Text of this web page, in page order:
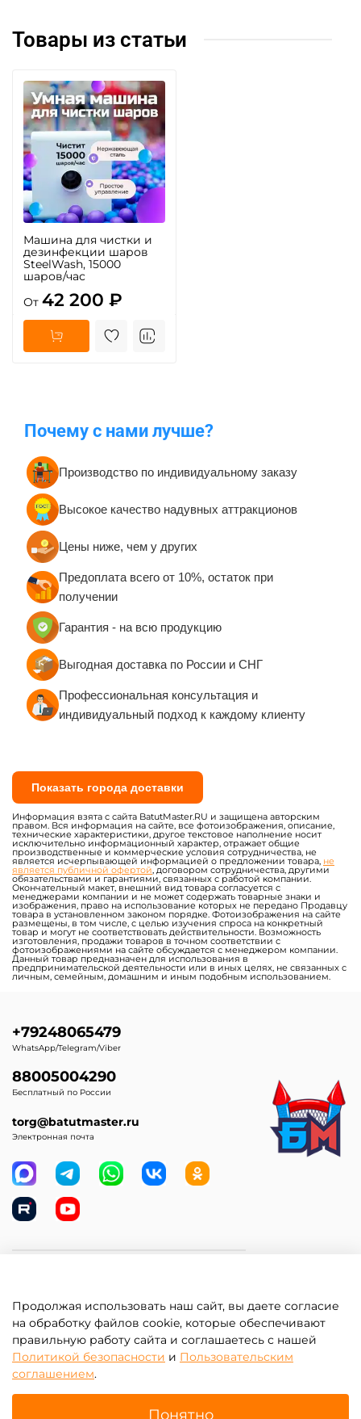
Товары из статьи
Машина для чистки и
дезинфекции шаров
SteelWash, 15000
шаров/час
От 42 200 ₽
Почему с нами лучше?
Производство по индивидуальному заказу
Высокое качество надувных аттракционов
Цены ниже, чем у других
Предоплата всего от 10%, остаток при
получении
Гарантия - на всю продукцию
Выгодная доставка по России и СНГ
Профессиональная консультация и
индивидуальный подход к каждому клиенту
Показать города доставки
Информация взята с сайта BatutMaster.RU и защищена авторским
правом. Вся информация на сайте, все фотоизображения, описание,
технические характеристики, другое текстовое наполнение носит
исключительно информационный характер, отражает общие
производственные и коммерческие условия сотрудничества, не
является исчерпывающей информацией о предложении товара, не
является публичной офертой, договором сотрудничества, другими
обязательствами и гарантиями, связанных с работой компании.
Окончательный макет, внешний вид товара согласуется с
менеджерами компании и не может содержать товарные знаки и
изображения, право на использование которых не передано Продавцу
товара в установленном законом порядке. Фотоизображения на сайте
размещены, в том числе, с целью изучения спроса на конкретный
товар и могут не соответствовать действительности. Возможность
изготовления, продажи товаров в точном соответствии с
фотоизображениями на сайте обсуждается с менеджером компании.
Данный товар предназначен для использования в
предпринимательской деятельности или в иных целях, не связанных с
личным, семейным, домашним и иным подобным использованием.
Клиентам
Информация
+79248065479
WhatsApp/Telegram/Viber
88005004290
Бесплатный по России
torg@batutmaster.ru
Электронная почта
Продолжая использовать наш сайт, вы даете согласие
на обработку файлов cookie, которые обеспечивают
правильную работу сайта и соглашаетесь с нашей
Политикой безопасности и Пользовательским
соглашением.
Понятно